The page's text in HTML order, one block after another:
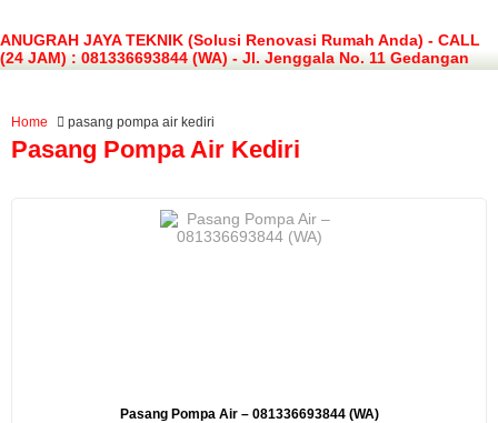
ANUGRAH JAYA TEKNIK (Solusi Renovasi Rumah Anda) - CALL
(24 JAM) : 081336693844 (WA) - Jl. Jenggala No. 11 Gedangan
Sidoarjo
Home pasang pompa air kediri
Pasang Pompa Air Kediri
Pasang Pompa Air – 081336693844 (WA)